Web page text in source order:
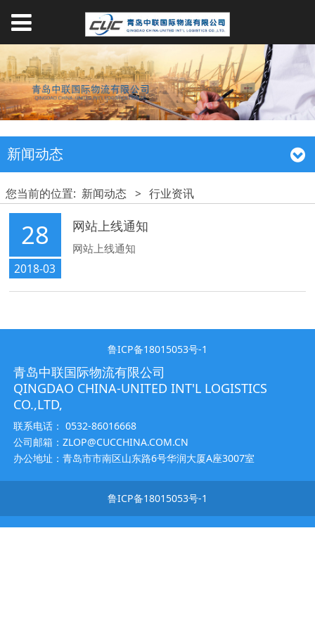
新闻动态
您当前的位置: 新闻动态 > 行业资讯
28
2018-03
网站上线通知
网站上线通知
鲁ICP备18015053号-1
青岛中联国际物流有限公司
QINGDAO CHINA-UNITED INT'L LOGISTICS
CO.,LTD,
联系电话： 0532-86016668
公司邮箱：ZLOP@CUCCHINA.COM.CN
办公地址：青岛市市南区山东路6号华润大厦A座3007室
鲁ICP备18015053号-1